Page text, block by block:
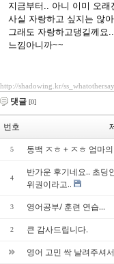
지금부터.. 아니 이미 오
사실 자랑하고 싶지는 않
그래도 자랑하고댕길께요..
느낌아니까~~
http://shadowing.kr/
댓글 [0]
번호
5 동백 ㅈㅎ + ㅈㅎ 엄마
4
반가운 후기네요.. 초딩
위권이라고..
3 영어공부/ 훈련 연습...
2 큰 감사드립니다.
영어 고민 싹 날려주셔